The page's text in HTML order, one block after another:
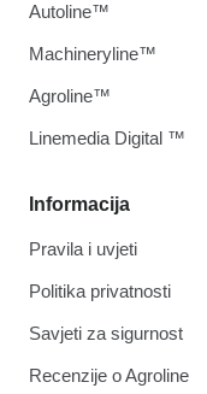
Informacija
Pravila i uvjeti
Politika privatnosti
Savjeti za sigurnost
Recenzije o Agroline
Autoline™
Machineryline™
Agroline™
Linemedia Digital ™